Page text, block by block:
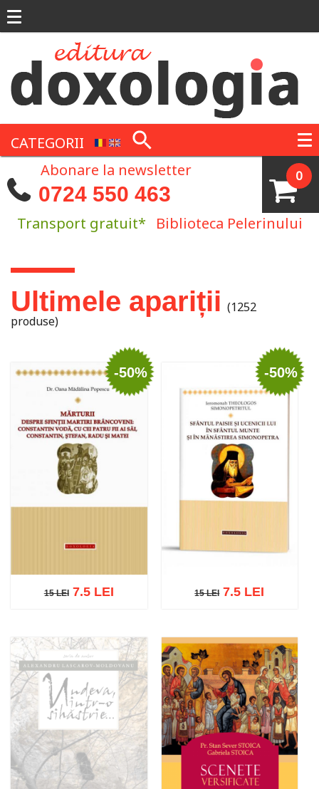
CATEGORII
0
Abonare la newsletter
0724 550 463
Transport gratuit* Biblioteca Pelerinului
Eşti aici
Ultimele apariții (1252
produse)
-50%
15 LEI
Adaugă în coș Wishlist
15 LEI7.5 LEI
-50%
15 LEI
Adaugă în coș Wishlist
15 LEI7.5 LEI